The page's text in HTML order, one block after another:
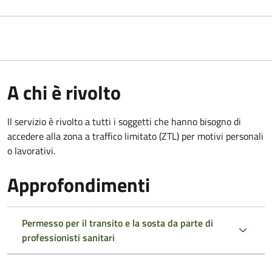
A chi è rivolto
Il servizio è rivolto a tutti i soggetti che hanno bisogno di
accedere alla zona a traffico limitato (ZTL) per motivi personali
o lavorativi.
Approfondimenti
Permesso per il transito e la sosta da parte di
professionisti sanitari